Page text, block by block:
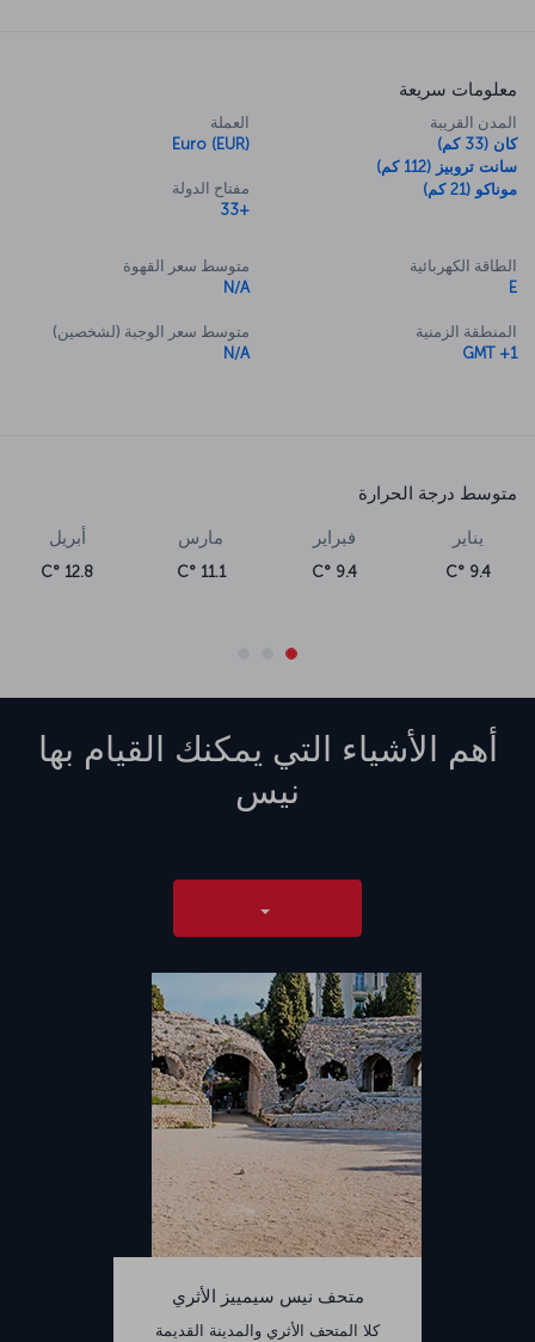
معلومات سريعة
المدن القريبة
كان (33 كم)
سانت تروبيز (112 كم)
موناكو (21 كم)
العملة
Euro (EUR)
مفتاح الدولة
+33
الطاقة الكهربائية
E
المنطقة الزمنية
GMT +1
متوسط سعر القهوة
N/A
متوسط سعر الوجبة (لشخصين)
N/A
متوسط درجة الحرارة
يناير
9.4 °C
فبراير
9.4 °C
مارس
11.1 °C
أبريل
12.8 °C
أهم الأشياء التي يمكنك القيام بها
نيس
متحف نيس سيمييز الأثري
كلا المتحف الأثري والمدينة القديمة